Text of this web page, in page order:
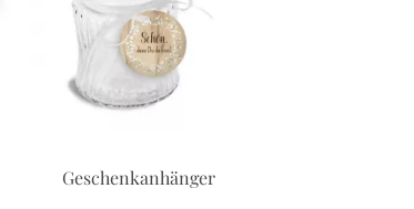
Geschenkanhänger